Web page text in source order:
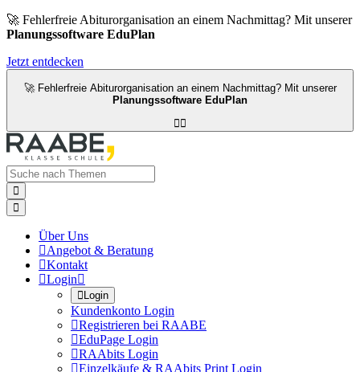
🚀 Fehlerfreie Abiturorganisation an einem Nachmittag? Mit unserer
Planungssoftware EduPlan
Jetzt entdecken
🚀 Fehlerfreie Abiturorganisation an einem Nachmittag? Mit unserer
Planungssoftware EduPlan



Über Uns
Angebot & Beratung
Kontakt
Login
Login
Kundenkonto Login
Registrieren bei RAABE
EduPage Login
RAAbits Login
Einzelkäufe & RAAbits Print Login